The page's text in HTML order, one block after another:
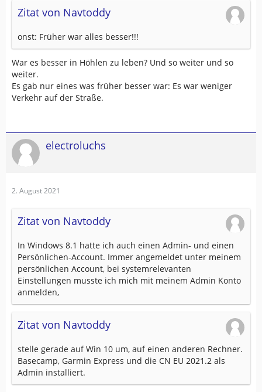
Zitat von Navtoddy
onst: Früher war alles besser!!!
War es besser in Höhlen zu leben? Und so weiter und so
weiter.
Es gab nur eines was früher besser war: Es war weniger
Verkehr auf der Straße.
electroluchs
2. August 2021
Zitat von Navtoddy
In Windows 8.1 hatte ich auch einen Admin- und einen
Persönlichen-Account. Immer angemeldet unter meinem
persönlichen Account, bei systemrelevanten
Einstellungen musste ich mich mit meinem Admin Konto
anmelden,
Zitat von Navtoddy
stelle gerade auf Win 10 um, auf einen anderen Rechner.
Basecamp, Garmin Express und die CN EU 2021.2 als
Admin installiert.